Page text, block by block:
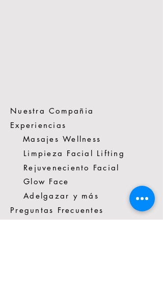
Nuestra Compañia
Experiencias
Masajes Wellness
Limpieza Facial Lifting
Rejuveneciento Facial
Glow Face
Adelgazar y más
Preguntas Frecuentes